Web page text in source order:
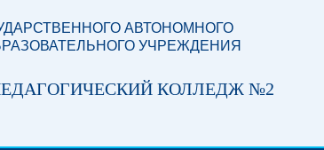
АВТОНОМНОГО
УЧРЕЖДЕНИЯ
КОЛЛЕДЖ №2